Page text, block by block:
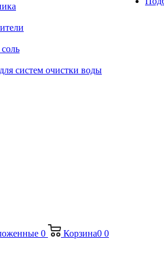
систем очистки воды
0 Корзина0 0